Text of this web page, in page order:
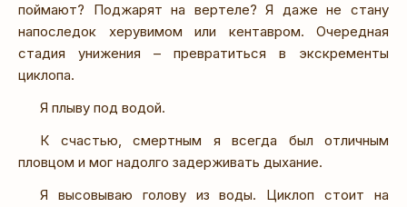
поймают? Поджарят на вертеле? Я даже не стану
напоследок херувимом или кентавром. Очередная
стадия унижения – превратиться в экскременты
циклопа.
Я плыву под водой.
К счастью, смертным я всегда был отличным
пловцом и мог надолго задерживать дыхание.
Я высовываю голову из воды. Циклоп стоит на